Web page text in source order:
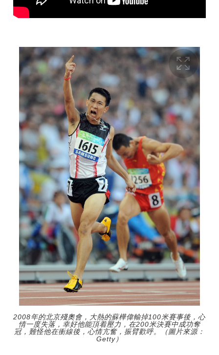
2008年的北京殘奧會，大熱的蘇樺偉輸掉100米賽事後，心
情一度失落，幸好他能頂着壓力，在200米決賽中成功奪
冠，難怪他在衝線後，心情亢奮，振臂歡呼。（圖片來源：
Getty）